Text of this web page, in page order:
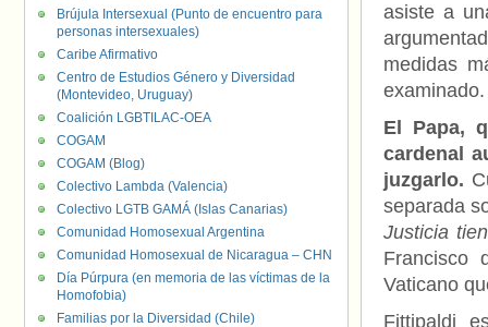
asiste a
medidas
examinado.
El Papa,
cardenal
juzgarlo.
separada
Justicia
Francisco
Vaticano
Fittipaldi
Brújula Intersexual (Punto de encuentro para
personas intersexuales)
Caribe Afirmativo
Centro de Estudios Género y Diversidad
(Montevideo, Uruguay)
Coalición LGBTILAC-OEA
COGAM
COGAM (Blog)
Colectivo Lambda (Valencia)
Colectivo LGTB GAMÁ (Islas Canarias)
Comunidad Homosexual Argentina
Comunidad Homosexual de Nicaragua – CHN
Día Púrpura (en memoria de las víctimas de la
Homofobia)
Familias por la Diversidad (Chile)